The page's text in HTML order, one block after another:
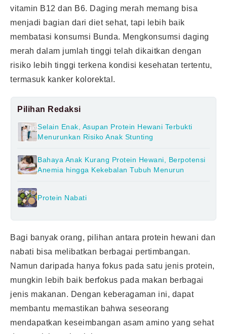
vitamin B12 dan B6. Daging merah memang bisa
menjadi bagian dari diet sehat, tapi lebih baik
membatasi konsumsi Bunda. Mengkonsumsi daging
merah dalam jumlah tinggi telah dikaitkan dengan
risiko lebih tinggi terkena kondisi kesehatan tertentu,
termasuk kanker kolorektal.
Pilihan Redaksi
Selain Enak, Asupan Protein Hewani Terbukti
Menurunkan Risiko Anak Stunting
Bahaya Anak Kurang Protein Hewani, Berpotensi
Anemia hingga Kekebalan Tubuh Menurun
Protein Nabati
Bagi banyak orang, pilihan antara protein hewani dan
nabati bisa melibatkan berbagai pertimbangan.
Namun daripada hanya fokus pada satu jenis protein,
mungkin lebih baik berfokus pada makan berbagai
jenis makanan. Dengan keberagaman ini, dapat
membantu memastikan bahwa seseorang
mendapatkan keseimbangan asam amino yang sehat